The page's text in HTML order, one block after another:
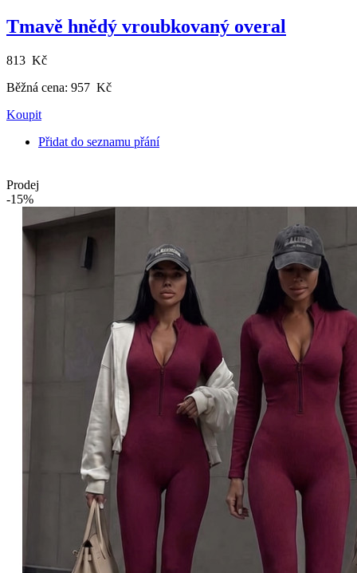
Tmavě hnědý vroubkovaný overal
813 Kč
Běžná cena: 957 Kč
Koupit
Přidat do seznamu přání
Prodej
-15%